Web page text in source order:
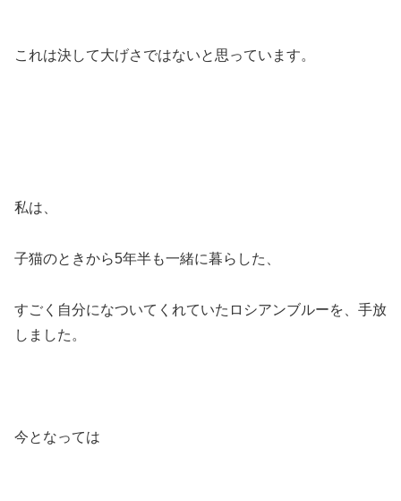
これは決して大げさではないと思っています。
私は、
子猫のときから5年半も一緒に暮らした、
すごく自分になついてくれていたロシアンブルーを、手放
しました。
今となっては